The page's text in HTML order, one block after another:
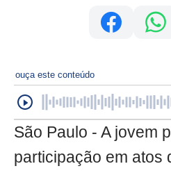
ouça este conteúdo
São Paulo - A jovem
participação em atos